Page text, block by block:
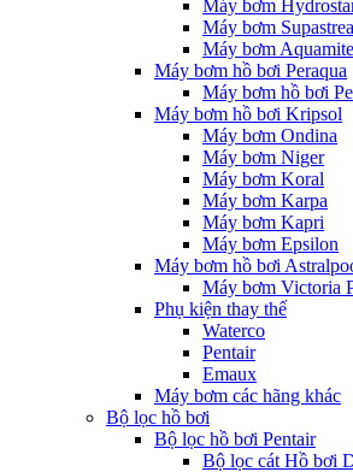
Máy bơm
Máy bơm
Máy bơm Aquamite
Máy bơm hồ bơi Peraqua
Máy bơm hồ bơi
Máy bơm hồ bơi Kripsol
Máy bơm Ondina
Máy bơm Niger
Máy bơm Koral
Máy bơm Karpa
Máy bơm Kapri
Máy bơm Epsilon
Máy bơm hồ bơi
Máy bơm Victoria
Phụ kiện thay thế
Waterco
Pentair
Emaux
Máy bơm các hãng khác
Bộ lọc hồ bơi
Bộ lọc hồ bơi Pentair
Bộ lọc cát Hồ bơi